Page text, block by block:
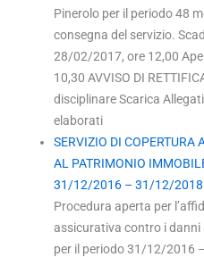
Pinerolo per il periodo 48
consegna del servizio.
28/02/2017, ore 12,00
10,30 AVVISO DI
disciplinare Scarica
elaborati
SERVIZIO DI COPERTURA
AL PATRIMONIO
31/12/2016 – 31/12/2018
Procedura aperta per
assicurativa contro i
per il periodo 31/12/2016